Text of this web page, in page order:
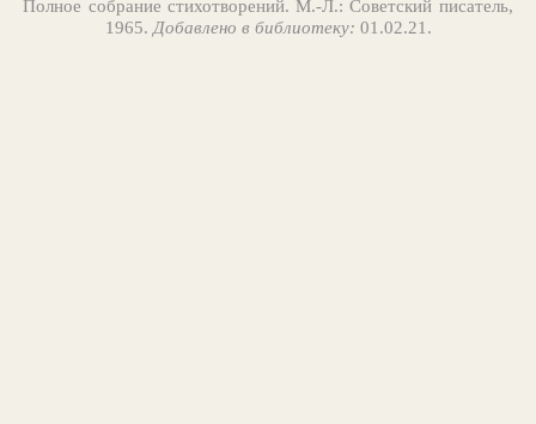
Полное собрание стихотворений. М.-Л.: Советский писатель,
1965. Добавлено в библиотеку: 01.02.21.